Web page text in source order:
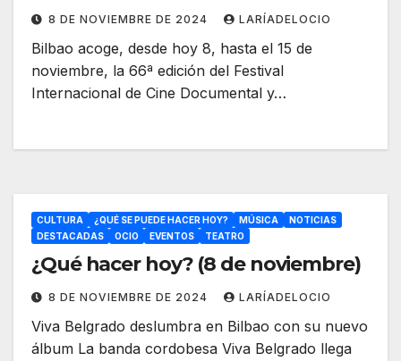
8 DE NOVIEMBRE DE 2024 LARÍADELOCIO
Bilbao acoge, desde hoy 8, hasta el 15 de
noviembre, la 66ª edición del Festival
Internacional de Cine Documental y…
CULTURA ¿QUÉ SE PUEDE HACER HOY? MÚSICA
NOTICIAS
DESTACADAS
OCIO EVENTOS TEATRO
¿Qué hacer hoy? (8 de noviembre)
8 DE NOVIEMBRE DE 2024 LARÍADELOCIO
Viva Belgrado deslumbra en Bilbao con su nuevo
álbum La banda cordobesa Viva Belgrado llega